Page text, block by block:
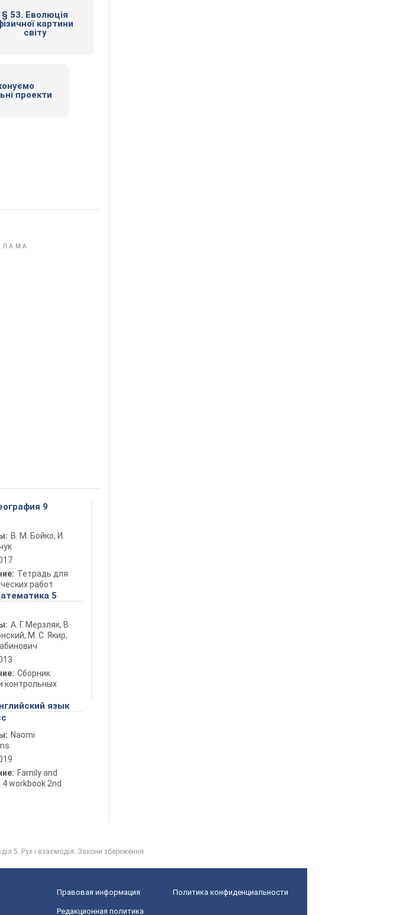
§ 53. Еволюція
картини
світу
проекти
9
В. М. Бойко, И.
Тетрадь для
работ
5
А. Г. Мерзляк, В.
М. С. Якир,
Сборник
контрольных
язык
Naomi
Family and
4 workbook 2nd
5. Рух і взаємодія. Закони збереження
Правовая информация Политика конфиденциальности
Редакционная политика